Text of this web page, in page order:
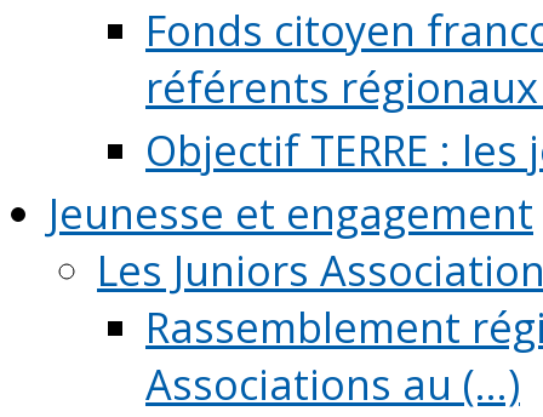
Fonds citoyen
référents régionaux
Objectif TERRE :
Jeunesse et engagement
Les Juniors
Rassemblement
Associations au (...)